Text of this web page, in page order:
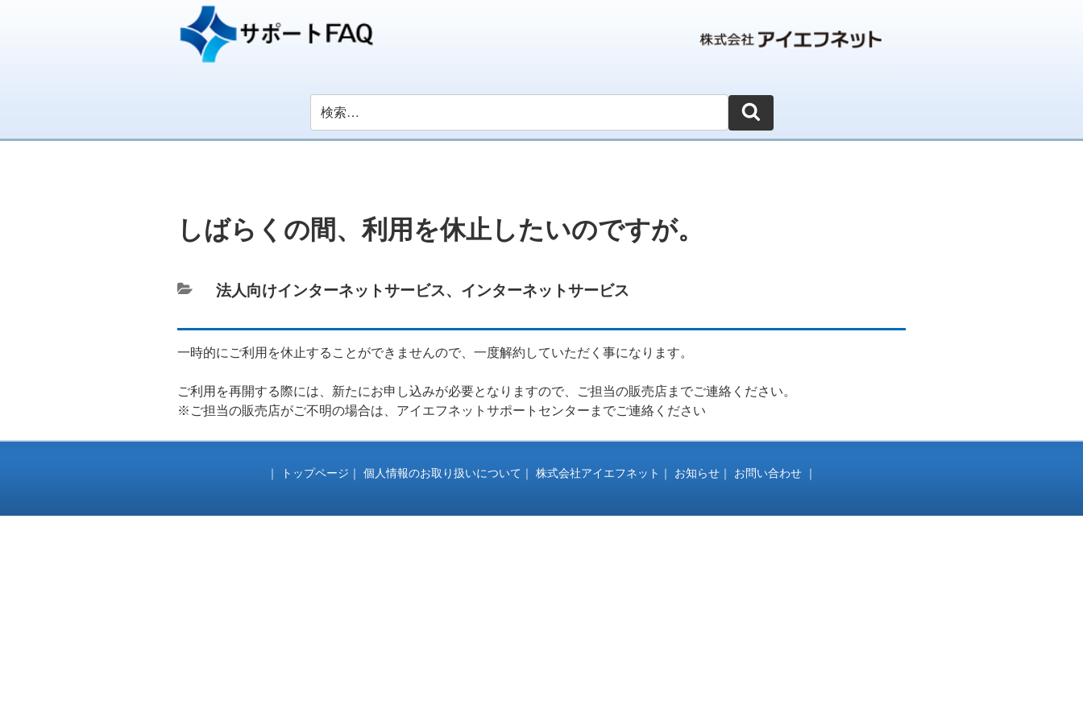
しばらくの間、利用を休止したいのですが。
カ
ゴ
リ
法人向けインターネットサービス、 インターネットサービス
一時的にご利用を休止することができませんので、一度解約していただく事になります。
ご利用を再開する際には、新たにお申し込みが必要となりますので、ご担当の販売店までご連絡ください。
※ご担当の販売店がご不明の場合は、アイエフネットサポートセンターまでご連絡ください
｜ トップページ ｜ 個人情報のお取り扱いについて ｜ 株式会社アイエフネット ｜ お知らせ ｜ お問い合わせ ｜